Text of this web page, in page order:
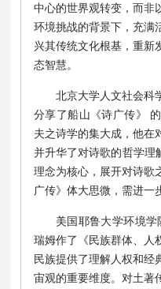
中心的世界观转变，而非
环境挑战的背景下，充满
兴其传统文化根基，重新
态智慧。
北京大学人文社会科
分享了船山《诗广传》
夫之诗学的集大成，他在
并升华了对诗歌的哲学理
理念为核心，展开对诗歌
广传》体大思微，需进一
美国耶鲁大学环境
瑞姆作了《民族群体、人
民族提供了理解人权和经
宙观的重要维度。对土著